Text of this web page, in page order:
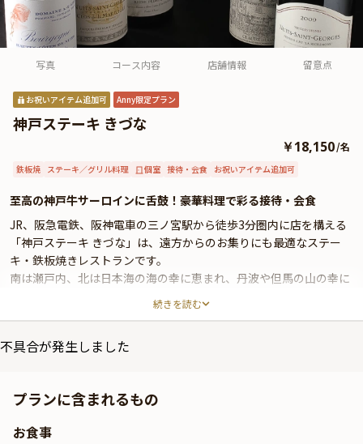
Annyお祝いアイテムについて
よくあるご質問
お問い合わせ
写真 コース内容 店舗情報 留意点
お祝いアイテム追加可 Anny限定プラン
神戸ステーキ きづな
￥18,150/名
鉄板焼 ステーキ／グリル料理 個室 接待・会食 お祝いアイテム追加可
至高の神戸牛サーロインに舌鼓！豪華料理で彩る接待・会食
JR、阪急電鉄、阪神電車の三ノ宮駅から徒歩3分圏内に店を構える
「神戸ステーキ きづな」は、遠方からのお集りにも最適なステー
キ・鉄板焼きレストランです。
南は瀬戸内、北は日本海の海の幸に恵まれ、丹波や但馬の山の幸に
も恵まれた美味しい食材の宝庫『兵庫』の土地との結びつきを大切
にしたお料理をご提供いたします。
大切なビジネス会食にふさわしい個室または半個室へご案内いたし
戸牛サーロインステーキ、焼き野菜など全6品を堪能することがで
続きを読む
不具合が発生しました
プランに含まれるもの
お食事